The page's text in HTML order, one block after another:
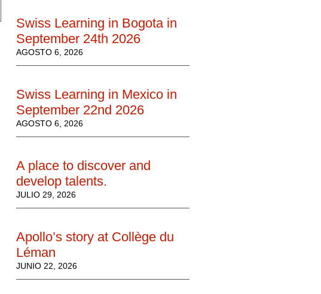
Swiss Learning in Bogota in
September 24th 2026
AGOSTO 6, 2026
Swiss Learning in Mexico in
September 22nd 2026
AGOSTO 6, 2026
A place to discover and
develop talents.
JULIO 29, 2026
Apollo’s story at Collège du
Léman
JUNIO 22, 2026